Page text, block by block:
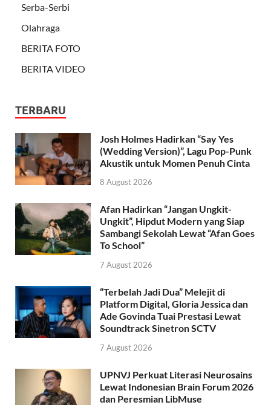
Serba-Serbi
Olahraga
BERITA FOTO
BERITA VIDEO
TERBARU
Josh Holmes Hadirkan “Say Yes
(Wedding Version)”, Lagu Pop-Punk
Akustik untuk Momen Penuh Cinta
8 August 2026
Afan Hadirkan “Jangan Ungkit-
Ungkit”, Hipdut Modern yang Siap
Sambangi Sekolah Lewat “Afan Goes
To School”
7 August 2026
“Terbelah Jadi Dua” Melejit di
Platform Digital, Gloria Jessica dan
Ade Govinda Tuai Prestasi Lewat
Soundtrack Sinetron SCTV
7 August 2026
UPNVJ Perkuat Literasi Neurosains
Lewat Indonesian Brain Forum 2026
dan Peresmian LibMuse